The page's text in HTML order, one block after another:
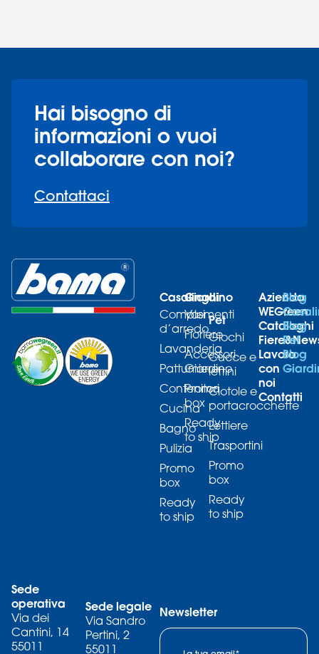
Hai bisogno di
informazioni o vuoi
collaborare con noi?
Contattaci
Casalinghi
Complementi
d’arredo
Lavanderia
Pattumiere
Contenitori
Cucina
Bagno
Pulizia
Promo
box
Ready
to ship
Giardino
Vasi
Fioriere
Accessori
Giardino
Promo
box
Ready
to ship
Pet
Giochi
Cucce e
lettini
Ciotole e
portacrocchette
Lettiere
Trasportini
Promo
box
Ready
to ship
Azienda
WEGreen
Cataloghi
Lavora
con
noi
Contatti
Blog
Blog
Pet
Blog
Sede
operativa
Via dei
Cantini, 14
55011
Sede legale
Via Sandro
Pertini, 2
55011
Newsletter